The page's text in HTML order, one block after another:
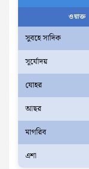
ওয়াক্ত
সুবহে সাদিক
সূর্যোদয়
যোহর
আছর
মাগরিব
এশা